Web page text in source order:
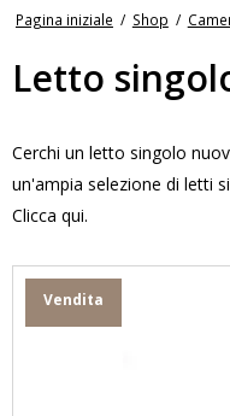
Pagina iniziale / Shop /
Letto
Cerchi un letto singolo
un'ampia selezione di letti
Clicca qui.
Vendita